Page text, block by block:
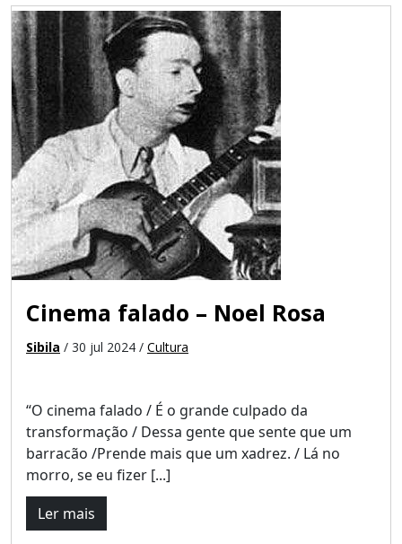
Cinema falado – Noel Rosa
Sibila / 30 jul 2024 / Cultura
“O cinema falado / É o grande culpado da
transformação / Dessa gente que sente que um
barracão /Prende mais que um xadrez. / Lá no
morro, se eu fizer [...]
Ler mais